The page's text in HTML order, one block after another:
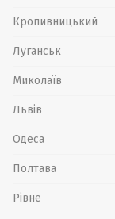
Кропивницький
Луганськ
Миколаїв
Львів
Одеса
Полтава
Рівне